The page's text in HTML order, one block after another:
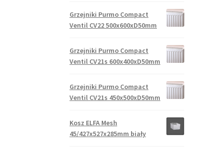
Grzejniki Purmo Compact
Ventil CV22 500x600xD50mm
Grzejniki Purmo Compact
Ventil CV21s 600x400xD50mm
Grzejniki Purmo Compact
Ventil CV21s 450x500xD50mm
Kosz ELFA Mesh
45/427x527x285mm biały